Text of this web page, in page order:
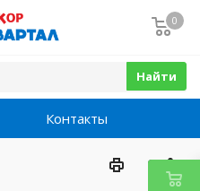
0
Найти
Контакты